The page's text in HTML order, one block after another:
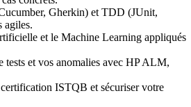
Gherkin) et TDD (JUnit,
agiles.
et le Machine Learning appliqués
tests et vos anomalies avec HP ALM,
ISTQB et sécuriser votre